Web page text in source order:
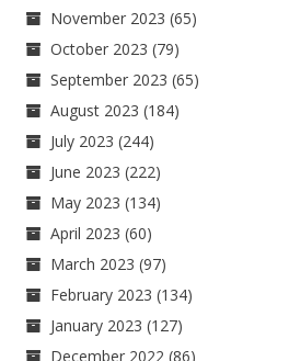
November 2023 (65)
October 2023 (79)
September 2023 (65)
August 2023 (184)
July 2023 (244)
June 2023 (222)
May 2023 (134)
April 2023 (60)
March 2023 (97)
February 2023 (134)
January 2023 (127)
December 2022 (86)